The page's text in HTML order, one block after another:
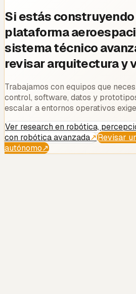
Si estás
plataforma
sistema técnico
revisar arquitectura y
Trabajamos con equipos que
control, software, datos y
escalar a entornos operativos
Ver research en robótica,
con robótica avanzada↗Revisar
autónomo↗